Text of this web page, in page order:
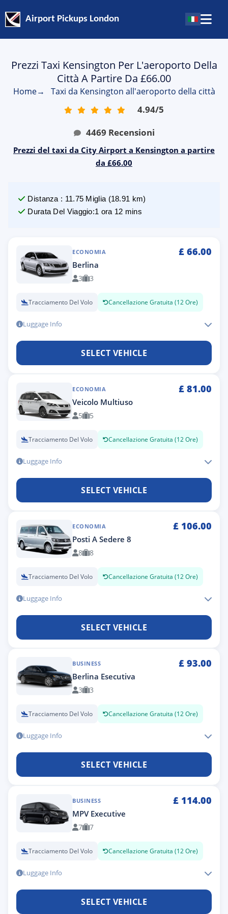
Airport Pickups London
Prezzi Taxi Kensington Per L'aeroporto Della
Città A Partire Da £66.00
Home→ Taxi da Kensington all'aeroporto della città
4.94/5
4469 Recensioni
Prezzi del taxi da City Airport a Kensington a partire
da £66.00
Distanza : 11.75 Miglia (18.91 km)
Durata Del Viaggio:1 ora 12 mins
ECONOMIA £ 66.00
Berlina
3 3
Tracciamento Del Volo Cancellazione Gratuita (12 Ore)
Luggage Info
SELECT VEHICLE
ECONOMIA £ 81.00
Veicolo Multiuso
5 5
Tracciamento Del Volo Cancellazione Gratuita (12 Ore)
Luggage Info
SELECT VEHICLE
ECONOMIA £ 106.00
Posti A Sedere 8
8 8
Tracciamento Del Volo Cancellazione Gratuita (12 Ore)
Luggage Info
SELECT VEHICLE
BUSINESS £ 93.00
Berlina Esecutiva
3 3
Tracciamento Del Volo Cancellazione Gratuita (12 Ore)
Luggage Info
SELECT VEHICLE
BUSINESS £ 114.00
MPV Executive
7 7
Tracciamento Del Volo Cancellazione Gratuita (12 Ore)
Luggage Info
SELECT VEHICLE